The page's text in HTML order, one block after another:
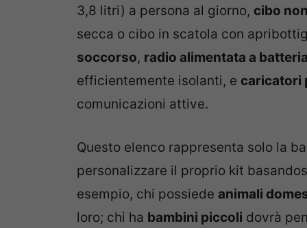
3,8 litri) a persona al giorno, cibo
secca o cibo in scatola con
soccorso, radio alimentata a
efficientemente isolanti, e caricatori
comunicazioni attive.
Questo elenco rappresenta solo la
personalizzare il proprio kit
esempio, chi possiede animali
loro; chi ha bambini piccoli dovrà